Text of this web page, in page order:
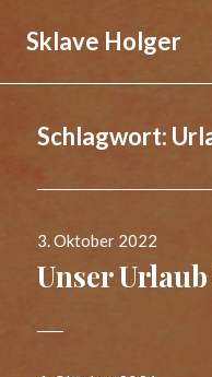
Sklave Holger
Schlagwort:
Veröffentlicht
am
3. Oktober 2022
Unser